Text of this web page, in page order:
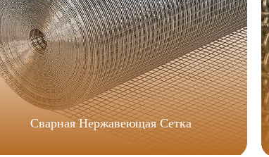
Сварная Нержавеющая Сетка